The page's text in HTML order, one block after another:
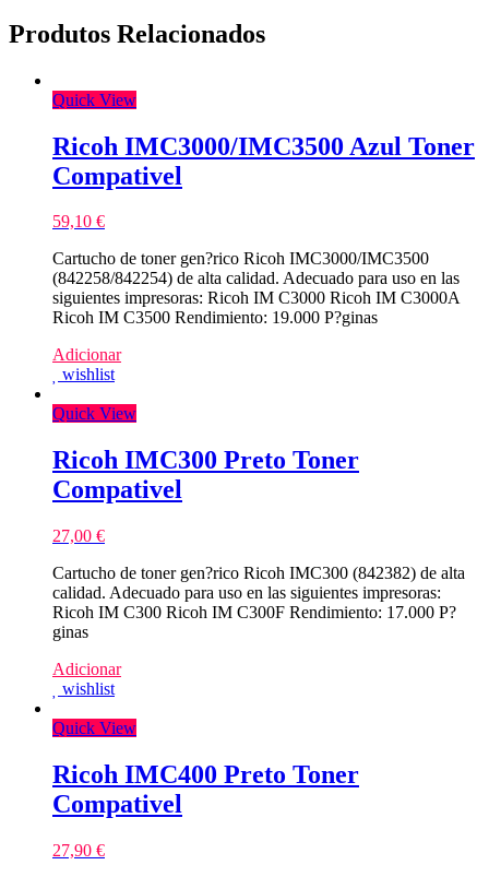
Produtos Relacionados
Quick View
Ricoh IMC3000/IMC3500 Azul Toner
Compativel
59,10 €
Cartucho de toner gen?rico Ricoh IMC3000/IMC3500
(842258/842254) de alta calidad. Adecuado para uso en las
siguientes impresoras: Ricoh IM C3000 Ricoh IM C3000A
Ricoh IM C3500 Rendimiento: 19.000 P?ginas
Adicionar
wishlist
Quick View
Ricoh IMC300 Preto Toner
Compativel
27,00 €
Cartucho de toner gen?rico Ricoh IMC300 (842382) de alta
calidad. Adecuado para uso en las siguientes impresoras:
Ricoh IM C300 Ricoh IM C300F Rendimiento: 17.000 P?
ginas
Adicionar
wishlist
Quick View
Ricoh IMC400 Preto Toner
Compativel
27,90 €